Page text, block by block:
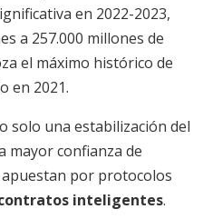
en 2022-2023,
a 257.000 millones de
el máximo histórico de
en 2021.
solo una estabilización del
mayor confianza de
por protocolos
inteligentes.